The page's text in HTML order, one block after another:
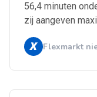
56,4 minuten
zij aangeven
Flexmarkt